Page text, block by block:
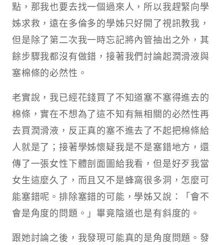
點，那我也要去找一個過來人，所以我趕緊向學
姊求救，遠在多倫多的學姊只好開了視訊教我，
但是除了第二次我一時忘記將內管抽出之外，其
餘步驟我都沒有做錯，接著我們討論起潤滑液與
塞棉條的必然性。
老實說，我已經花錢買了不知道塞不塞得進去的
棉條，實在不想為了這不知有無相關的必然性再
去買潤滑液，反正真的塞不進去了不起把棉條給
人就是了；接著學姊懷疑我是不是塞錯地方，還
傳了一張女性下體剖面圖給我看，但是好歹我當
女生這麼久了，而且又不是蜂窩很多洞，怎麼可
能塞錯呢。排除塞錯的可能，學姊又說：「會不
會是角度的問題。」畢竟陰道也是有斜度的。
跟她討論之後，我發現可能真的是角度問題。發